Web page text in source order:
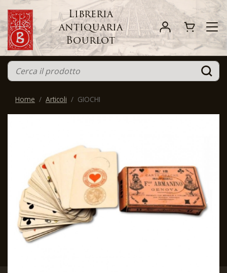
Libreria
antiquaria
Bourlot
Home Articoli GIOCHI